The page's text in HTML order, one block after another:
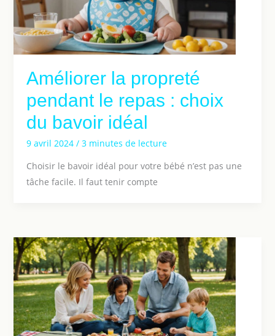
Améliorer la propreté
pendant le repas : choix
du bavoir idéal
9 avril 2024 / 3 minutes de lecture
Choisir le bavoir idéal pour votre bébé n’est pas une
tâche facile. Il faut tenir compte